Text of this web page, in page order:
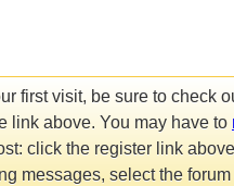
first visit, be sure to check
link above. You may have to
click the register link
messages, select the